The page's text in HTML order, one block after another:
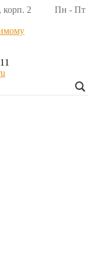
корп. 2 Пн - Пт